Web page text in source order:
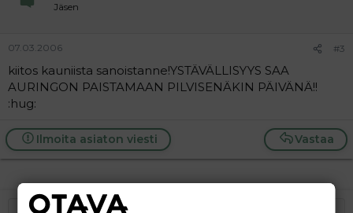
Jäsen
07.03.2006 #3
kiitos kauniista sanoistanne!YSTÄVÄLLISYYS SAA
AURINGON PAISTAMAAN PILVISENÄKIN PÄIVÄNÄ!!
:hug:
Vastaa
Ilmoita asiaton viesti